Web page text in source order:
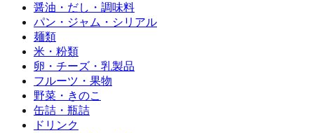
醤油・だし・調味料
パン・ジャム・シリアル
麺類
米・粉類
卵・チーズ・乳製品
フルーツ・果物
野菜・きのこ
缶詰・瓶詰
ドリンク